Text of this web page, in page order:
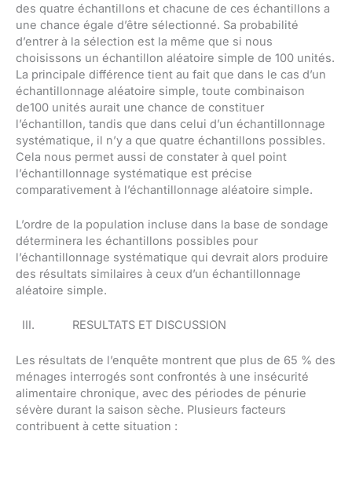
des quatre échantillons et chacune de ces échantillons a
une chance égale d’être sélectionné. Sa probabilité
d’entrer à la sélection est la même que si nous
choisissons un échantillon aléatoire simple de 100 unités.
La principale différence tient au fait que dans le cas d’un
échantillonnage aléatoire simple, toute combinaison
de100 unités aurait une chance de constituer
l’échantillon, tandis que dans celui d’un échantillonnage
systématique, il n’y a que quatre échantillons possibles.
Cela nous permet aussi de constater à quel point
l’échantillonnage systématique est précise
comparativement à l’échantillonnage aléatoire simple.
L’ordre de la population incluse dans la base de sondage
déterminera les échantillons possibles pour
l’échantillonnage systématique qui devrait alors produire
des résultats similaires à ceux d’un échantillonnage
aléatoire simple.
III. RESULTATS ET DISCUSSION
Les résultats de l’enquête montrent que plus de 65 % des
ménages interrogés sont confrontés à une insécurité
alimentaire chronique, avec des périodes de pénurie
sévère durant la saison sèche. Plusieurs facteurs
contribuent à cette situation :